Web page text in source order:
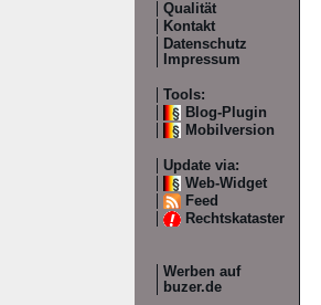
Qualität
Kontakt
Datenschutz
Impressum
Tools:
Blog-Plugin
Mobilversion
Update via:
Web-Widget
Feed
Rechtskataster
Werben auf
buzer.de